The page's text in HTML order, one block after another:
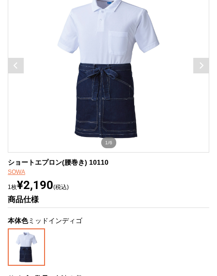
1/6
ショートエプロン(腰巻き) 10110
SOWA
1枚¥2,190(税込)
商品仕様
本体色ミッドインディゴ